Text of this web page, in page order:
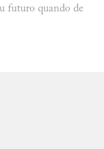
futuro quando de